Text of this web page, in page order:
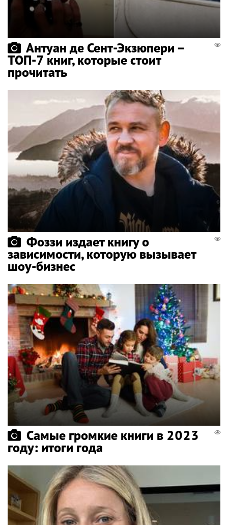
Антуан де Сент-Экзюпери –
ТОП-7 книг, которые стоит
прочитать
Фоззи издает книгу о
зависимости, которую вызывает
шоу-бизнес
Самые громкие книги в 2023
году: итоги года